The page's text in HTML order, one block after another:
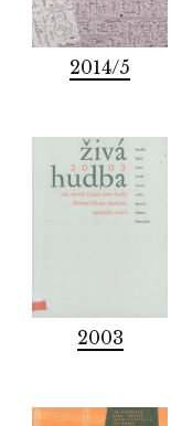
2014/5
2003